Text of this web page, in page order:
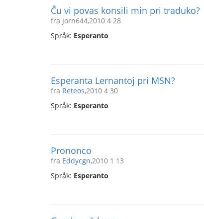
Ĉu vi povas konsili min pri traduko?
fra Jorn644,2010 4 28
Språk: Esperanto
Esperanta Lernantoj pri MSN?
fra Reteos,2010 4 30
Språk: Esperanto
Prononco
fra Eddycgn,2010 1 13
Språk: Esperanto